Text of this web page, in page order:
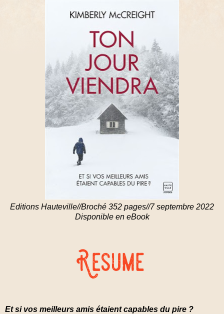
Editions Hauteville//Broché 352 pages//7 septembre 2022
Disponible en eBook
Et si vos meilleurs amis étaient capables du pire ?